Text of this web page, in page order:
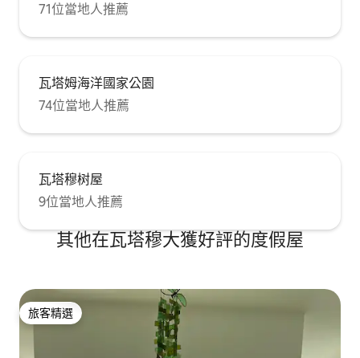
71位當地人推薦
瓦塔姆海洋國家公園
74位當地人推薦
瓦塔穆树屋
9位當地人推薦
其他在瓦塔穆大獲好評的度假屋
旅客精選
旅客精選